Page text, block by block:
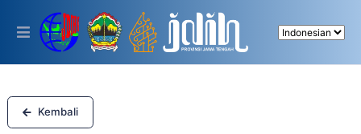
This
includes
accessibility
system.
Kembali